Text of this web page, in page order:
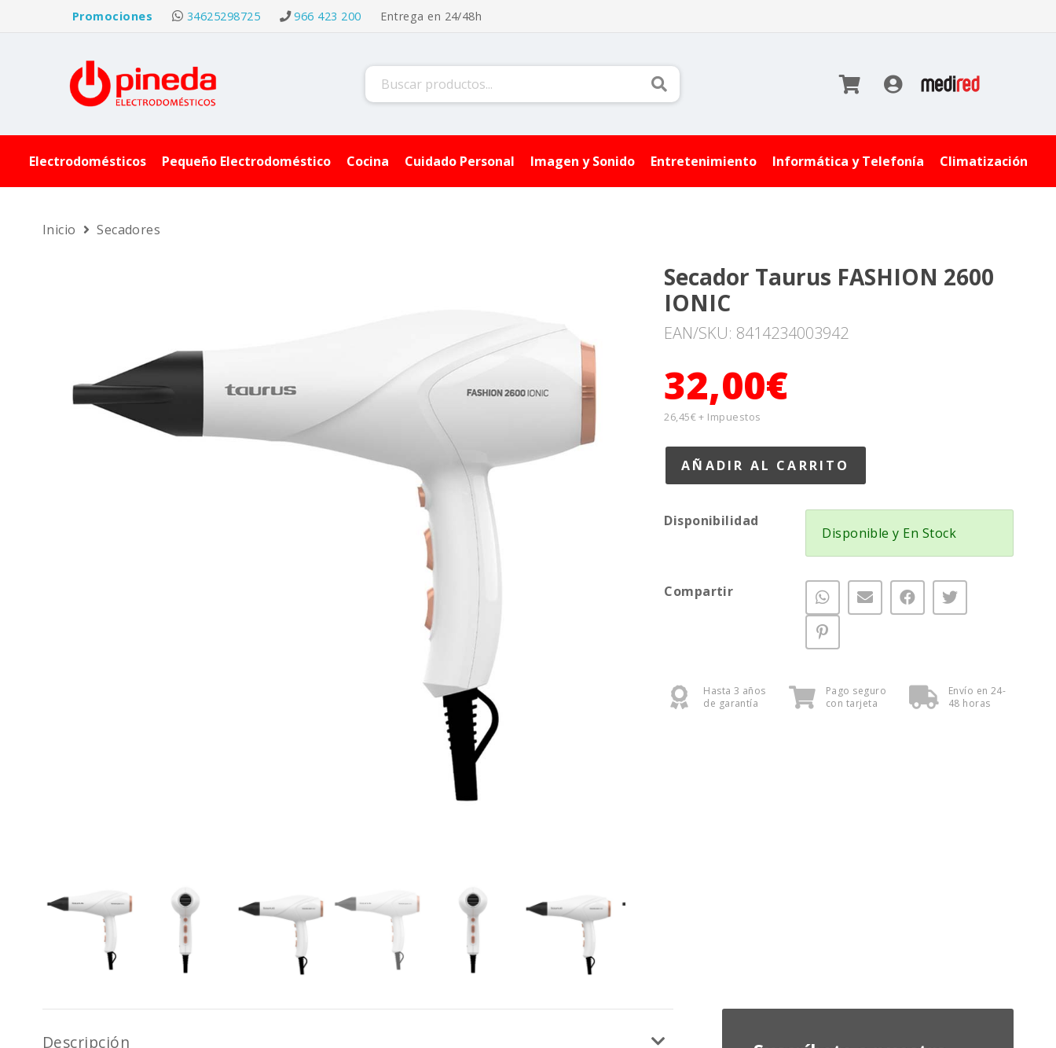
Promociones 34625298725 966 423 200 Entrega en 24/48h
Electrodomésticos Pequeño Electrodoméstico Cocina Cuidado Personal Imagen y Sonido Entretenimiento Informática y Telefonía Climatización
Inicio  Secadores
Secador Taurus FASHION 2600
IONIC
EAN/SKU: 8414234003942
32,00€
26,45€ + Impuestos
Disponibilidad
Disponible y En Stock
Compartir
Hasta 3 años
de garantía
Pago seguro
con tarjeta
Envío en 24-
48 horas
Descripción